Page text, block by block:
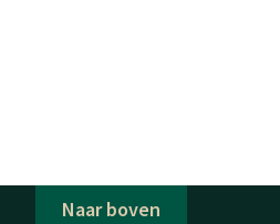
Naar boven